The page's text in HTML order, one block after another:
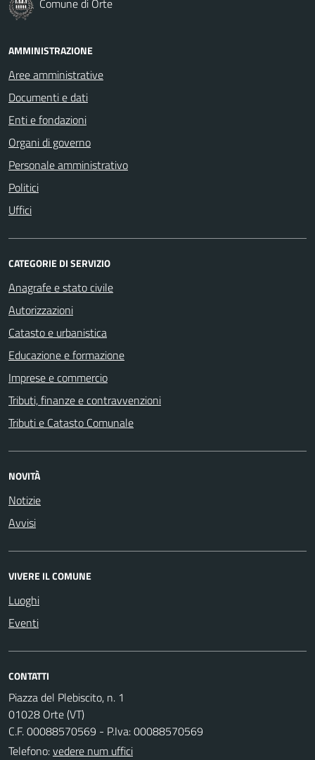
AMMINISTRAZIONE
Aree amministrative
Documenti e dati
Enti e fondazioni
Organi di governo
Personale amministrativo
Politici
Uffici
CATEGORIE DI SERVIZIO
Anagrafe e stato civile
Autorizzazioni
Catasto e urbanistica
Educazione e formazione
Imprese e commercio
Tributi, finanze e contravvenzioni
Tributi e Catasto Comunale
NOVITÀ
Notizie
Avvisi
VIVERE IL COMUNE
Luoghi
Eventi
CONTATTI
Piazza del Plebiscito, n. 1
01028 Orte (VT)
C.F. 00088570569 - P.Iva: 00088570569
Telefono:vedere num uffici